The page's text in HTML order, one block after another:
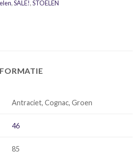
,SALE!,STOELEN
Antraciet, Cognac, Groen
46
85